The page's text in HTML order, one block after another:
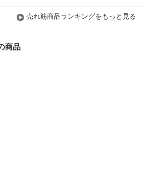
売れ筋商品ランキングをもっと見る
商品